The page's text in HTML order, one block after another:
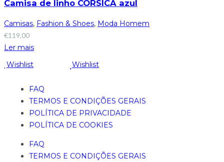
Camisa de linho CORSICA azul
Camisas, Fashion & Shoes, Moda Homem
€119,00
Ler mais
Wishlist
Wishlist
FAQ
TERMOS E CONDIÇÕES GERAIS
POLÍTICA DE PRIVACIDADE
POLÍTICA DE COOKIES
FAQ
TERMOS E CONDIÇÕES GERAIS